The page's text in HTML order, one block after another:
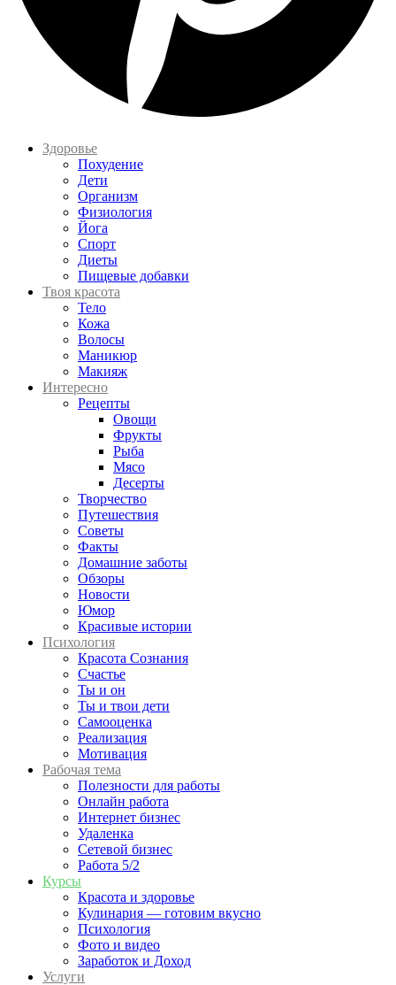
Здоровье
Похудение
Дети
Организм
Физиология
Йога
Спорт
Диеты
Пищевые добавки
Твоя красота
Тело
Кожа
Волосы
Маникюр
Макияж
Интересно
Рецепты
Овощи
Фрукты
Рыба
Мясо
Десерты
Творчество
Путешествия
Советы
Факты
Домашние заботы
Обзоры
Новости
Юмор
Красивые истории
Психология
Красота Сознания
Счастье
Ты и он
Ты и твои дети
Самооценка
Реализация
Мотивация
Рабочая тема
Полезности для работы
Онлайн работа
Интернет бизнес
Удаленка
Сетевой бизнес
Работа 5/2
Курсы
Красота и здоровье
Кулинария — готовим вкусно
Психология
Фото и видео
Заработок и Доход
Услуги